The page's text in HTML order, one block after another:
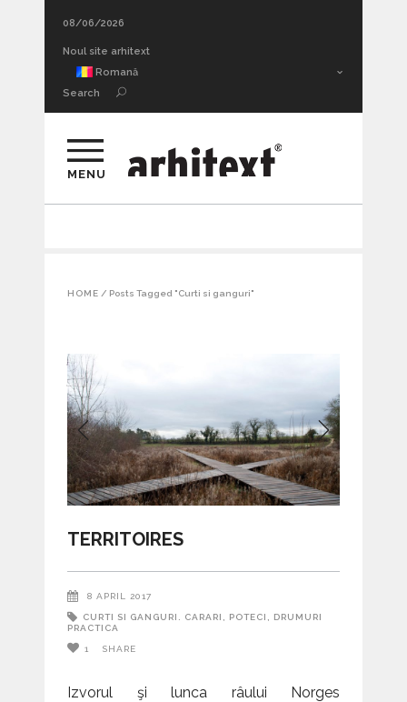
08/06/2026
Adâncimea sufletească a urmei. Thrill architecture II
Romană
Search
MENU
HOME / Posts Tagged "Curti si ganguri"
TERRITOIRES
8 APRIL 2017
CURTI SI GANGURI. CARARI, POTECI, DRUMURI
PRACTICA
1 SHARE
Izvorul şi lunca râului Norges